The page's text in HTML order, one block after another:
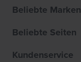
Beliebte Marken
Beliebte Seiten
Kundenservice